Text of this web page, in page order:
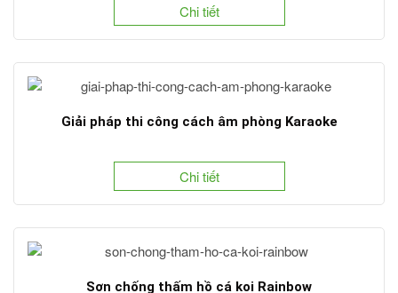
Chi tiết
Giải pháp thi công cách âm phòng Karaoke
Chi tiết
Sơn chống thấm hồ cá koi Rainbow